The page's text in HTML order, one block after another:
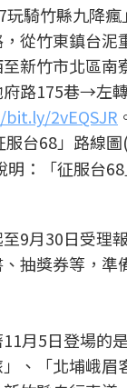
玩騎竹縣九降
，從竹東鎮台
新竹市北區
路175巷→左轉
2vEQSJR
明：「征服台
9月30日受理
抽獎券等，準
月5日登場的
、「北埔峨眉